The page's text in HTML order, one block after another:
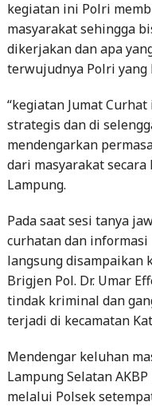
kegiatan ini Polri
masyarakat sehingga
dikerjakan dan apa
terwujudnya Polri yang
“kegiatan Jumat
strategis dan di
mendengarkan
dari masyarakat secara
Lampung.
Pada saat sesi tanya
curhatan dan
langsung disampaikan
Brigjen Pol. Dr. Umar
tindak kriminal dan
terjadi di kecamatan
Mendengar keluhan
Lampung Selatan
melalui Polsek